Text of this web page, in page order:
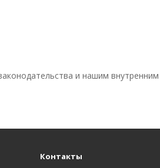
и нашим
Контакты